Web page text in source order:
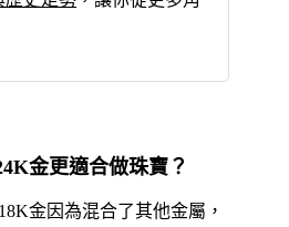
金更適合做珠寶？
金因為混合了其他金屬，